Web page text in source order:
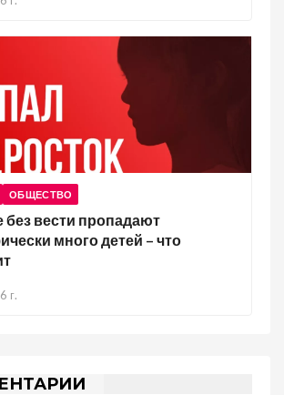
ОБЩЕСТВО
без вести пропадают
много детей – что
г.